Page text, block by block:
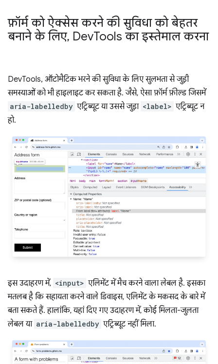
फ़ॉर्म को ऐक्सेस करने की सुविधा को बेहतर
बनाने के लिए, DevTools का इस्तेमाल करना
DevTools, ऑटोमैटिक भरने की सुविधा के लिए सुलभता से जुड़ी
समस्याओं को भी हाइलाइट कर सकता है. जैसे, ऐसा फ़ॉर्म फ़ील्ड जिसमें
aria-labelledby एट्रिब्यूट या उससे जुड़ा <label> एट्रिब्यूट न
हो.
इस उदाहरण में, <input> एलिमेंट में मैच करने वाला लेबल है. इसका
मतलब है कि सहायता करने वाले डिवाइस, एलिमेंट के मकसद के बारे में
बता सकते हैं. हालांकि, यहां दिए गए उदाहरण में, कोई मिलता-जुलता
लेबल या aria-labelledby एट्रिब्यूट नहीं मिला.